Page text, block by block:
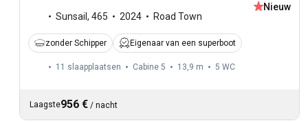
Sunsail , 465 2024 Road Town
Nieuw
zonder Schipper Eigenaar van een superboot
11 slaapplaatsen Cabine 5 13,9 m 5 WC
Laagste956 € / nacht